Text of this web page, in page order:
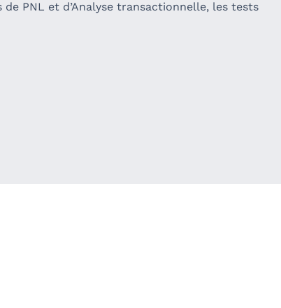
PNL et d’Analyse transactionnelle, les tests